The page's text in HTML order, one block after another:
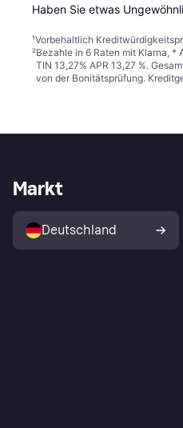
Haben Sie etwas
¹Vorbehaltlich
²Bezahle in 6 Raten mit Klarna, *
TIN 13,27% APR 13,27 %.
von der Bonitätsprüfung.
Markt
Deutschland